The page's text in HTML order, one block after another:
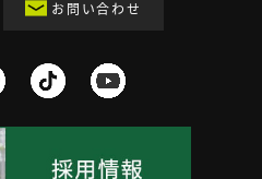
お問い合わせ